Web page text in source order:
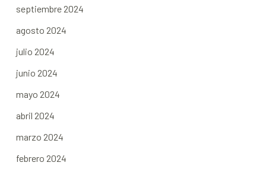
septiembre 2024
agosto 2024
julio 2024
junio 2024
mayo 2024
abril 2024
marzo 2024
febrero 2024